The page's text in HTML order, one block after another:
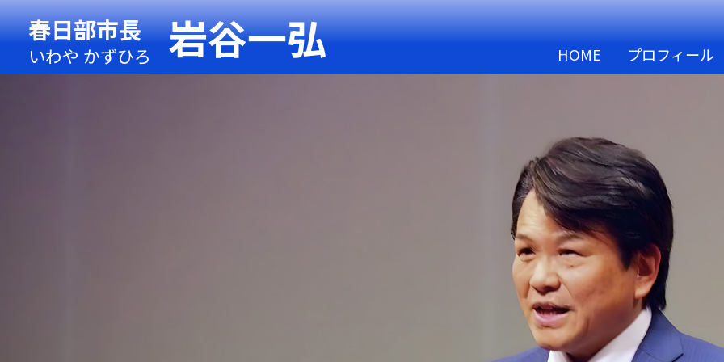
春日部市長
いわや かずひろ 岩谷一弘 HOME プロフィール